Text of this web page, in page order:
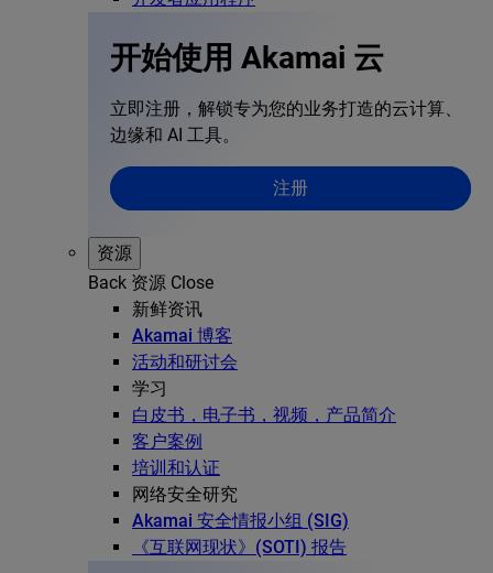
开始使用 Akamai 云
立即注册，解锁专为您的业务打造的云计算、
边缘和 AI 工具。
注册
资源
Back 资源 Close
新鲜资讯
Akamai 博客
活动和研讨会
学习
白皮书，电子书，视频，产品简介
客户案例
培训和认证
网络安全研究
Akamai 安全情报小组 (SIG)
《互联网现状》(SOTI) 报告